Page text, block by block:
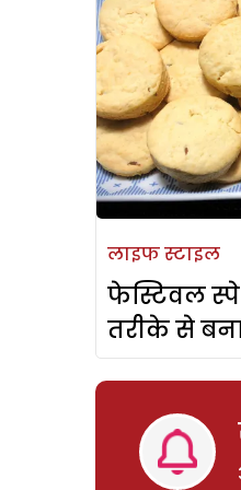
लाइफ स्टाइल
फेस्टिवल
तरीके से